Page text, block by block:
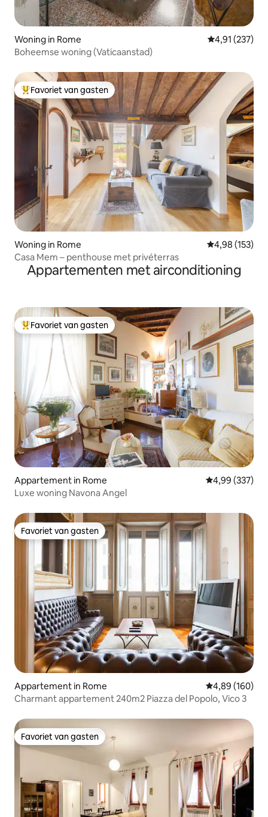
Woning in Rome Gemiddelde
4,91 (237)
Boheemse woning (Vaticaanstad)
Topfavoriet van gasten
Favoriet van gasten
Woning in Rome Gemiddelde
4,98 (153)
Casa Mem – penthouse met privéterras
Appartementen met airconditioning
Topfavoriet van gasten
Favoriet van gasten
Appartement in Rome Gemiddelde
4,99 (337)
Luxe woning Navona Angel
Favoriet van gasten
Favoriet van gasten
Appartement in Rome Gemiddelde
4,89 (160)
Charmant appartement 240m2 Piazza del Popolo, Vico 3
Favoriet van gasten
Favoriet van gasten